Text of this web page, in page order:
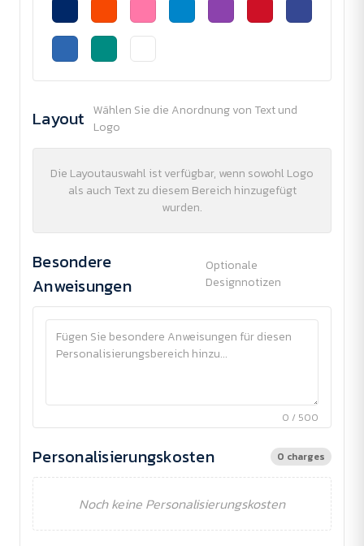
Layout Wählen Sie die Anordnung von Text und
Logo
Die Layoutauswahl ist verfügbar, wenn sowohl Logo
als auch Text zu diesem Bereich hinzugefügt
wurden.
Besondere
Anweisungen
Optionale
Designnotizen
0 / 500
Personalisierungskosten 0 charges
Noch keine Personalisierungskosten